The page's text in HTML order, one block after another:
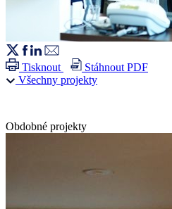
Tisknout
Stáhnout PDF
Všechny projekty
Obdobné projekty